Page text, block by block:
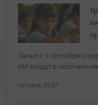
Также с 1 сентября
ИИ войдут в перечень
сегодня, 06:21